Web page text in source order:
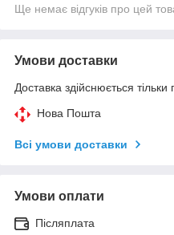
Ще немає відгуків про цей
Умови доставки
Доставка здійснюється тільки
Нова Пошта
Всі умови доставки
Умови оплати
Післяплата